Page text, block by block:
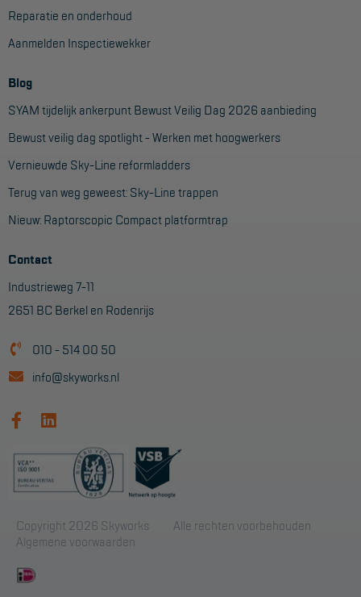
Reparatie en onderhoud
Aanmelden Inspectiewekker
Blog
SYAM tijdelijk ankerpunt Bewust Veilig Dag 2026 aanbieding
Bewust veilig dag spotlight - Werken met hoogwerkers
Vernieuwde Sky-Line reformladders
Terug van weg geweest: Sky-Line trappen
Nieuw: Raptorscopic Compact platformtrap
Contact
Industrieweg 7-11
2651 BC Berkel en Rodenrijs
010 - 514 00 50
info@skyworks.nl
Copyright 2026 Skyworks
Alle rechten voorbehouden
Algemene voorwaarden